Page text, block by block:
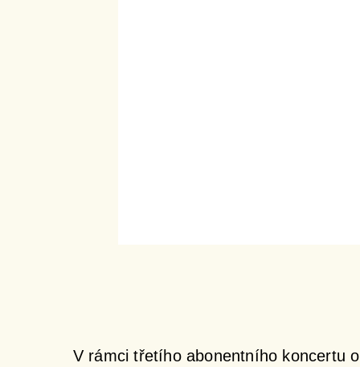
V rámci třetího abonentního koncertu